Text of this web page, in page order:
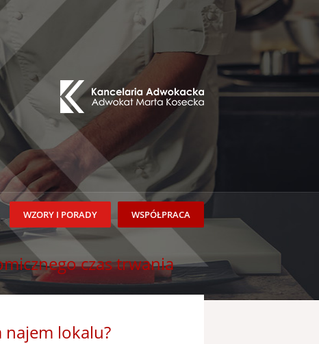
WSPÓŁPRACA
WZORY I PORADY
czas trwania
najem lokalu?